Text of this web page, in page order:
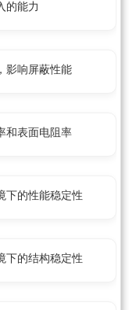
的能力
影响屏蔽性能
和表面电阻率
下的性能稳定性
下的结构稳定性